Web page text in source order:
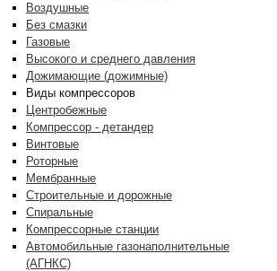
Воздушные
Без смазки
Газовые
Высокого и среднего давления
Дожимающие (дожимные)
Виды компрессоров
Центробежные
Компрессор - детандер
Винтовые
Роторные
Мембранные
Строительные и дорожные
Спиральные
Компрессорные станции
Автомобильные газонаполнительные
(АГНКС)